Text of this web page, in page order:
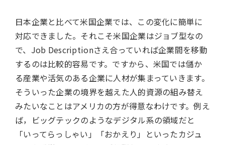
日本企業と比べて米国企業では、この変化に簡単に
対応できました。それこそ米国企業はジョブ型なの
で、Job Descriptionさえ合っていれば企業間を移動
するのは比較的容易です。ですから、米国では儲か
る産業や活気のある企業に人材が集まっていきます。
そういった企業の境界を越えた人的資源の組み替え
みたいなことはアメリカの方が得意なわけです。例え
ば，ビッグテックのようなデジタル系の領域だと
「いってらっしゃい」「おかえり」といったカジュ